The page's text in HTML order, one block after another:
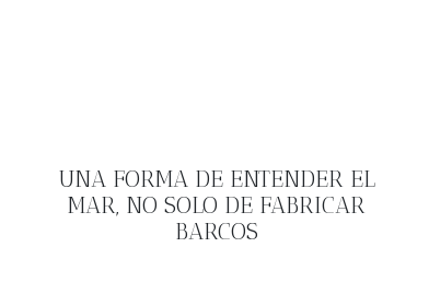
UNA FORMA DE ENTENDER EL
MAR, NO SOLO DE FABRICAR
BARCOS